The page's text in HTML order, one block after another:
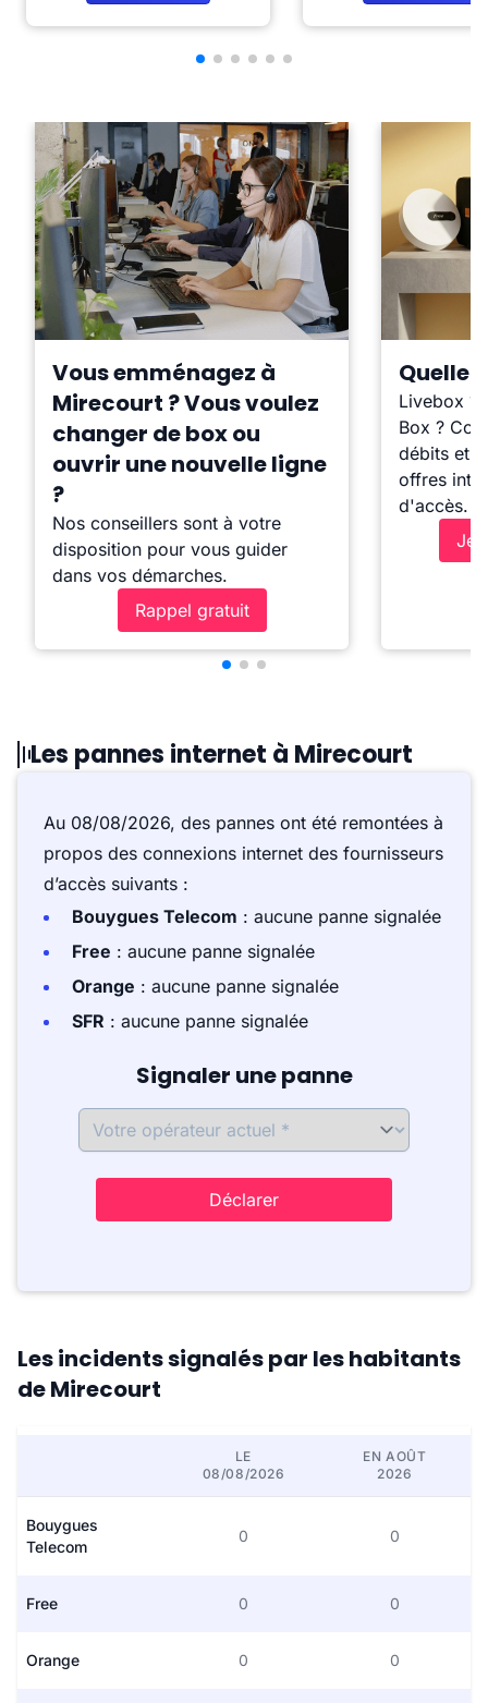
Vous emménagez à
Mirecourt ? Vous voulez
changer de box ou
ouvrir une nouvelle ligne
?
Nos conseillers sont à votre
disposition pour vous guider
dans vos démarches.
Rappel gratuit
Quelle
Livebox ?
Box ?
débits et
offres
d'accès.
Je
Les pannes internet à Mirecourt
Au 08/08/2026, des pannes ont été remontées à
propos des connexions internet des fournisseurs
d’accès suivants :
Bouygues Telecom : aucune panne signalée
Free : aucune panne signalée
Orange : aucune panne signalée
SFR : aucune panne signalée
Signaler une panne
Déclarer
Les incidents signalés par les habitants
de Mirecourt
LE
08/08/2026
EN AOÛT
2026
Bouygues
Telecom
0 0
Free 0 0
Orange 0 0